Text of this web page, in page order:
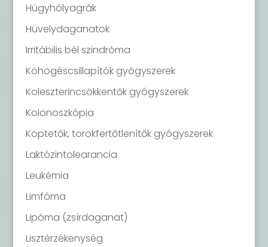
Húgyhólyagrák
Hüvelydaganatok
Irritábilis bél szindróma
Köhögéscsillapítók gyógyszerek
Koleszterincsökkentők gyógyszerek
Kolonoszkópia
Köptetők, torokfertőtlenítők gyógyszerek
Laktózintolearancia
Leukémia
Limfóma
Lipóma (zsírdaganat)
Lisztérzékenység